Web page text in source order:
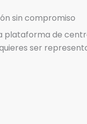
sin compromiso
plataforma de
ser